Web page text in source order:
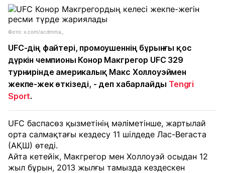
Фото: x.com/acdmma_
UFC-дің файтері, промоушеннің бұрынғы қос
дүркін чемпионы Конор Макгрегор UFC 329
турнирінде америкалық Макс Холлоуэймен
жекпе-жек өткізеді, - деп хабарлайды Tengri
Sport.
UFC баспасөз қызметінің мәліметінше, жартылай
орта салмақтағы кездесу 11 шілдеде Лас-Вегаста
(АҚШ) өтеді.
Айта кетейік, Макгрегор мен Холлоуэй осыдан 12
жыл бұрын, 2013 жылғы тамызда кездескен